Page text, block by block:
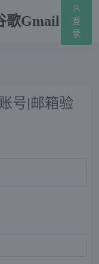
歌Gmail
登
录
号|邮箱验